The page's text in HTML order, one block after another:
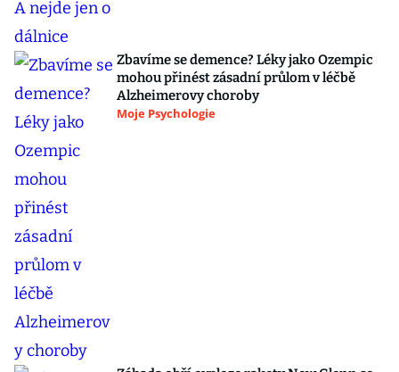
Zbavíme se demence? Léky jako Ozempic
mohou přinést zásadní průlom v léčbě
Alzheimerovy choroby
Moje Psychologie